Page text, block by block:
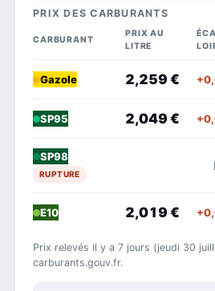
PRIX DES CARBURANTS
CARBURANT
PRIX AU
LITRE
Gazole 2,259 €
SP95 2,049 €
SP98
RUPTURE
E10 2,019 €
Prix relevés il y a 7 jours (jeudi 30
carburants.gouv.fr.